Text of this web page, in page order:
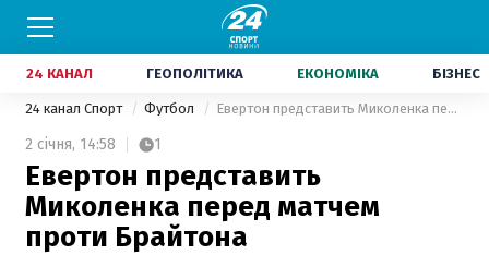
24 КАНАЛ ГЕОПОЛІТИКА ЕКОНОМІКА БІЗНЕС
24 канал Спорт Футбол Евертон представить Миколенка перед матчем проти Брайтона
2 січня, 14:58 1
Евертон представить
Миколенка перед матчем
проти Брайтона